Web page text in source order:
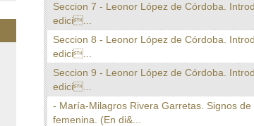
Seccion 7 - Leonor López de Córdoba.
edici...
Seccion 8 - Leonor López de Córdoba.
edici...
Seccion 9 - Leonor López de Córdoba.
edici...
- María-Milagros Rivera Garretas. Signos de
femenina. (En di&...